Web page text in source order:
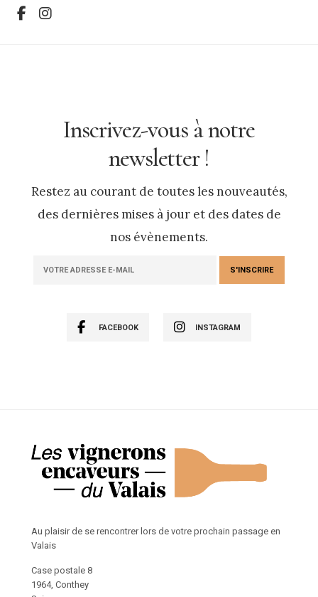
Inscrivez-vous à notre
newsletter !
Restez au courant de toutes les nouveautés,
des dernières mises à jour et des dates de
nos évènements.
FACEBOOK INSTAGRAM
Au plaisir de se rencontrer lors de votre prochain passage en
Valais
Case postale 8
1964, Conthey